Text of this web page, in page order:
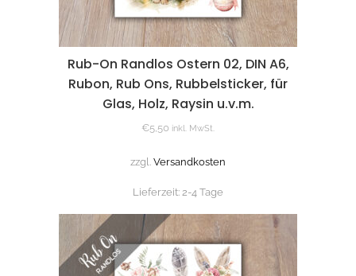
Rub-On Randlos Ostern 02, DIN A6,
Rubon, Rub Ons, Rubbelsticker, für
Glas, Holz, Raysin u.v.m.
€5,50 inkl. MwSt.
zzgl. Versandkosten
Lieferzeit: 2-4 Tage